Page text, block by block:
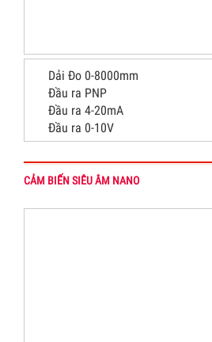
Dải Đo 0-8000mm
Đầu ra PNP
Đầu ra 4-20mA
Đầu ra 0-10V
CẢM BIẾN SIÊU ÂM NANO